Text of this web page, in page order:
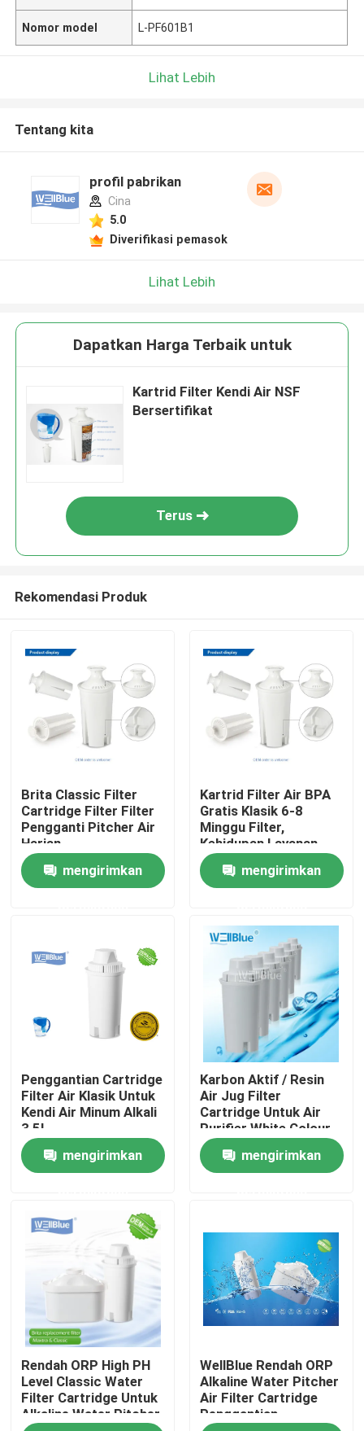
Rumah
Tur Pabrik
Kontrol kualitas
Hubungi kami
Permintaan Penawaran
Kendi air alkali
Kendi Air Klasik
Maxtra Water Pitcher
Nomor model L-PF601B1
Lihat Lebih
Tentang kita
profil pabrikan
Cina
5.0
Diverifikasi pemasok
Lihat Lebih
Dapatkan Harga Terbaik untuk
Kartrid Filter Kendi Air NSF
Bersertifikat
Terus
Rekomendasi Produk
Brita Classic Filter
Cartridge Filter Filter
Pengganti Pitcher Air
Harian
mengirimkan
Kartrid Filter Air BPA
Gratis Klasik 6-8
Minggu Filter,
Kehidupan Layanan
NSF Bersertifikat
mengirimkan
Penggantian Cartridge
Filter Air Klasik Untuk
Kendi Air Minum Alkali
3,5L
mengirimkan
Karbon Aktif / Resin
Air Jug Filter
Cartridge Untuk Air
Purifier White Colour
mengirimkan
Rendah ORP High PH
Level Classic Water
Filter Cartridge Untuk
Alkaline Water Pitcher
WellBlue Rendah ORP
Alkaline Water Pitcher
Air Filter Cartridge
Penggantian